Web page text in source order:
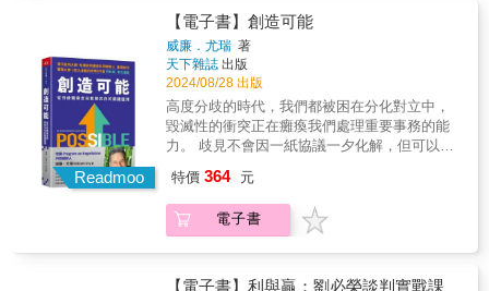
製作了一系列「鄭立德的談判電影101」影片，
希望藉由談判電影的解析，帶給大家多些談判
的觀念、知識和技巧。我的第一本書《談判力
就是你的超能力》也在同年出版，幫助讀者：
不求全拿，但得更多，愈談愈有利。&無論談
判、銷售或溝通，我們都希望能在最短的時間
內：談判雙贏、成功銷售、有效溝通，呼應我
的前三本書：《談判力就是你的超能力》、
《超業筆記》、《溝通表達勝經》，很開心能
寓教於樂地將七部好電影寫在我的第四本書
裡，希望你喜歡這本書，更希望因為看了書，
引發你對這幾部好片的興趣，馬上去找正版電
種智慧的累積。&這本書，是給我兒子今年滿八
人入勝的故事★強調正確的談判溝通心態和價
值觀&專文推薦華人界談判大師、東吳大學政治
系教授/劉必榮瀚草文創策略暨執行長/吳明憲&
自序/戲如人生，人生如戲我從小就愛看電影，
特別喜歡在黑漆漆的電影院裡，一個人進入電
影情節，身歷其境，冒險探索的感覺，在那個
有限的時空裡，彷彿暫時與現實世界脫勾隔
離，無憂無慮。長大後才發現，原來電影裡的
主角們煩惱好多、生活好複雜，困難重重，而
編），真是印證了「戲如人生，人生如戲」這
句話。&從2019年4月1日起，我在
YouTube「鄭立德的談判溝通超業學院」頻道
Readmoo
【電子書】創造可能
威廉．尤瑞 著
天下雜誌 出版
2024/08/28 出版
高度分歧的時代，我們都被困在分化對立中，
毀滅性的衝突正在癱瘓我們處理重要事務的能
力。 歧見不會因一紙協議一夕化解，但可以選
異，創造新的可能選擇！ 當代談判大師、哈佛
談判課程共同創辦人 重磅新作 管理大師、《恆
久卓越的修煉》作者 柯林斯 專文推薦
在撕裂家庭、社群和社會，我們可以避免落到
特價 364 元
電子書
【電子書】利與贏：劉必榮談判實戰課